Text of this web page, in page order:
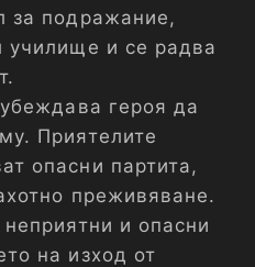
за подражание,
училище и се радва
героя да
Приятелите
опасни партита,
преживяване.
и опасни
на изход от